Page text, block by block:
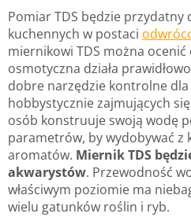
Pomiar TDS będzie przydatny
kuchennych w postaci
miernikowi TDS można
osmotyczna działa
dobre narzędzie kontrolne
hobbystycznie zajmujących
osób konstruuje swoją wodę
parametrów, by wydobywać z
aromatów. Miernik TDS
akwarystów. Przewodność
właściwym poziomie ma
wielu gatunków roślin i ryb.